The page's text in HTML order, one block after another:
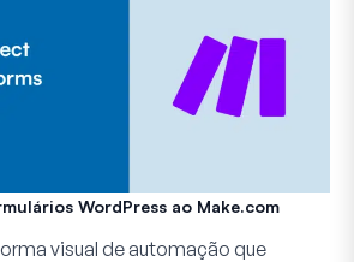
WordPress ao Make.com
visual de automação que